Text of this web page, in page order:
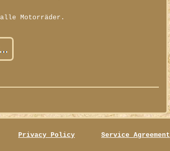
Motorräder.
Privacy Policy Service Agreement